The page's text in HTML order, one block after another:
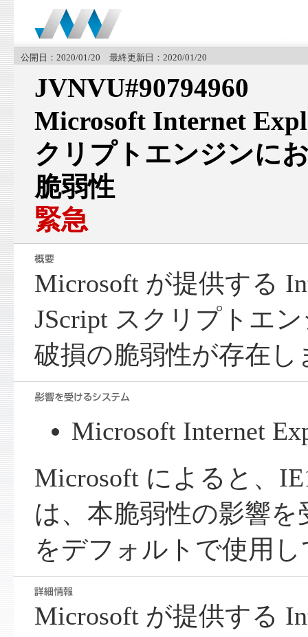
公開日：2020/01/20 最終更新日：2020/01/20
JVNVU#90794960
Microsoft Internet
クリプトエンジンに
脆弱性
緊急
Microsoft が提供する
JScript スクリプトエ
破損の脆弱性が存在し
Microsoft Internet
Microsoft によると、
は、本脆弱性の影響
をデフォルトで使用
Microsoft が提供する